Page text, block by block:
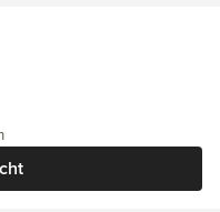
5 Sternen